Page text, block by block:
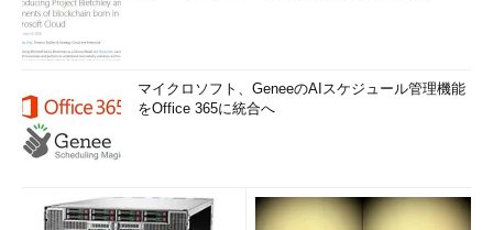
マイクロソフト、GeneeのAIスケジュール管理機能
をOffice 365に統合へ